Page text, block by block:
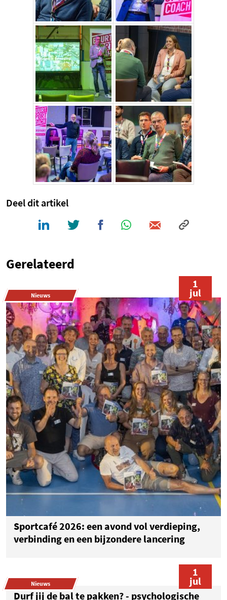
Deel dit artikel
Gerelateerd
Nieuws
Sportcafé 2026: een avond vol verdieping,
verbinding en een bijzondere lancering
1
jul
Nieuws
Durf jij de bal te pakken? - psychologische
1
jul